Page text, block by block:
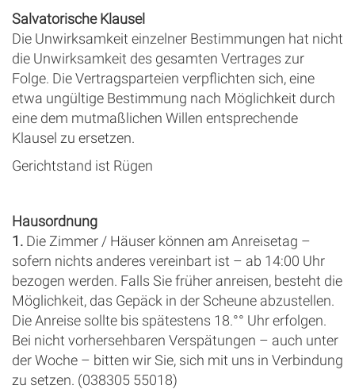
Salvatorische Klausel
Die Unwirksamkeit einzelner Bestimmungen hat nicht
die Unwirksamkeit des gesamten Vertrages zur
Folge. Die Vertragsparteien verpflichten sich, eine
etwa ungültige Bestimmung nach Möglichkeit durch
eine dem mutmaßlichen Willen entsprechende
Klausel zu ersetzen.
Gerichtstand ist Rügen
Hausordnung
1. Die Zimmer / Häuser können am Anreisetag –
sofern nichts anderes vereinbart ist – ab 14:00 Uhr
bezogen werden. Falls Sie früher anreisen, besteht die
Möglichkeit, das Gepäck in der Scheune abzustellen.
Die Anreise sollte bis spätestens 18.°° Uhr erfolgen.
Bei nicht vorhersehbaren Verspätungen – auch unter
der Woche – bitten wir Sie, sich mit uns in Verbindung
zu setzen. (038305 55018)